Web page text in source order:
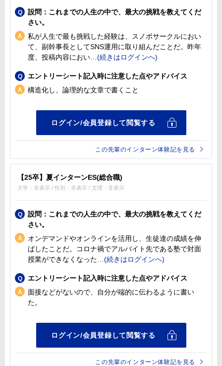
設問：これまでの人生の中で、最大の挑戦を教えてくだ
さい。
私が人生で最も挑戦した経験は、スノボサークルにおい
て、副幹事長としてSNS運用に取り組んだことだ。昨年
度、投稿内容におい
エントリーシート記入時に注意した点やアドバイス
構造化し、論理的な文章で書くこと
この先輩のインターン体験記を見る
【25卒】夏インターンES(総合職)
大学：非表示 / 性別：非表示 / 文理：非表示
設問：これまでの人生の中で、最大の挑戦を教えてくだ
さい。
オンデマンドやオンラインを活用し、生徒達の成績を伸
ばしたことだ。コロナ禍でアルバイト先である塾で対面
授業ができなくなった
エントリーシート記入時に注意した点やアドバイス
面接などがないので、自分が端的に伝わるように書い
た。
この先輩のインターン体験記を見る